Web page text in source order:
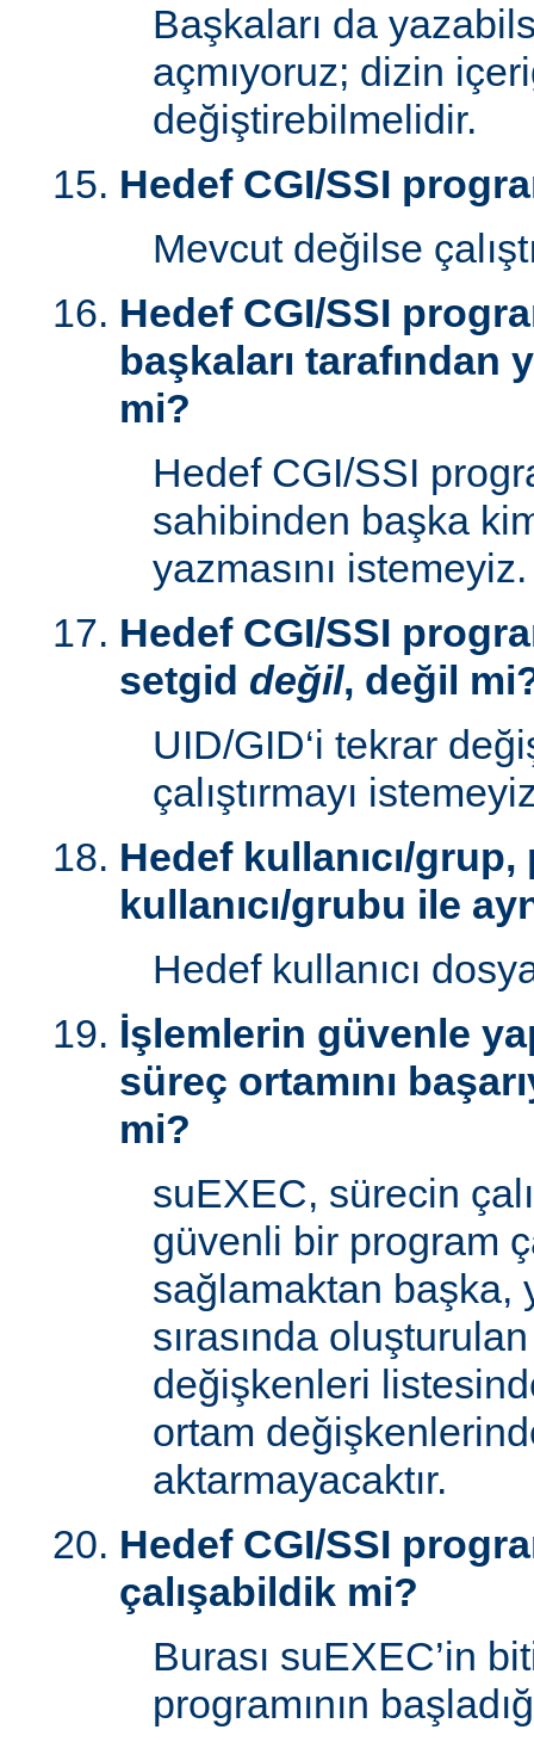
Başkaları da
açmıyoruz; dizin
değiştirebilmelidir.
Hedef CGI/SSI
Mevcut değilse
Hedef CGI/SSI
başkaları tarafından
mi?
Hedef CGI/SSI
sahibinden başka
yazmasını istemeyiz.
Hedef CGI/SSI
setgid değil, değil
UID/GID‘i tekrar
çalıştırmayı
Hedef kullanıcı/grup,
kullanıcı/grubu ile
Hedef kullanıcı
İşlemlerin güvenle
süreç ortamını
mi?
suEXEC, sürecin
güvenli bir program
sağlamaktan başka,
sırasında
değişkenleri
ortam
aktarmayacaktır.
Hedef CGI/SSI
çalışabildik mi?
Burası suEXEC’in
programının